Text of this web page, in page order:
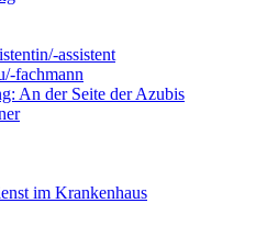
assistent
fachmann
An der Seite der Azubis
im Krankenhaus